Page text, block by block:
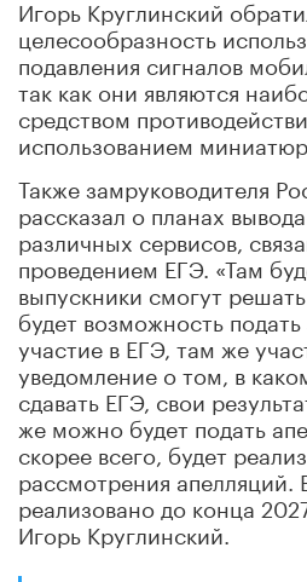
Игорь Круглинский
целесообразность
подавления сигналов
так как они являются
средством
использованием
Также замруководителя
рассказал о планах
различных сервисов,
проведением ЕГЭ. «Там
выпускники смогут
будет возможность
участие в ЕГЭ, там же
уведомление о том, в
сдавать ЕГЭ, свои
же можно будет подать
скорее всего, будет
рассмотрения
реализовано до конца
Игорь Круглинский.